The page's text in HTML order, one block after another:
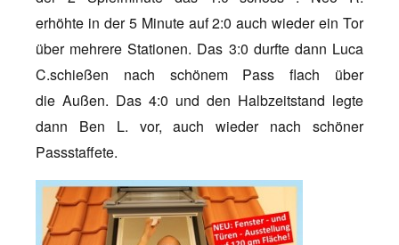
erhöhte in der 5 Minute auf 2:0 auch wieder ein Tor
über mehrere Stationen. Das 3:0 durfte dann Luca
C.schießen nach schönem Pass flach über
die Außen. Das 4:0 und den Halbzeitstand legte
dann Ben L. vor, auch wieder nach schöner
Passstaffete.